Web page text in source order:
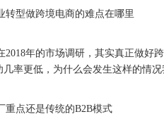
型做跨境电商的难点在哪里
年的市场调研，其实真正做好
率更低，为什么会发生这样的情况
点还是传统的B2B模式